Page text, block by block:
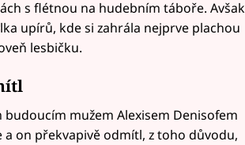
s flétnou na hudebním táboře. Avšak
upírů, kde si zahrála nejprve plachou
lesbičku.
mužem Alexisem Denisofem
on překvapivě odmítl, z toho důvodu,